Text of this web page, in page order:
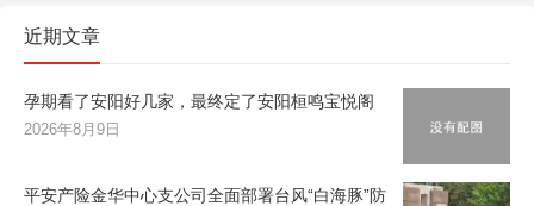
近期文章
孕期看了安阳好几家，最终定了安阳桓鸣宝悦阁
2026年8月9日
平安产险金华中心支公司全面部署台风“白海豚”防